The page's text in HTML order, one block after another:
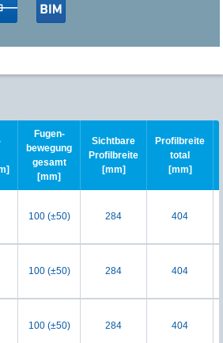
Fugen-
bewegung
gesamt
[mm]
Sichtbare
Profilbreite
[mm]
Profilbreite
total
[mm]
100 (±50) 284 404
100 (±50) 284 404
100 (±50) 284 404